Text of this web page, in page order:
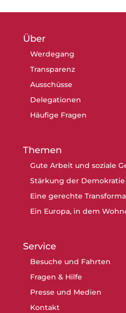
Über
Werdegang
Transparenz
Ausschüsse
Delegationen
Häufige Fragen
Themen
Gute Arbeit und soziale
Stärkung der Demokratie
Eine gerechte
Ein Europa, in dem
Service
Besuche und Fahrten
Fragen & Hilfe
Presse und Medien
Kontakt